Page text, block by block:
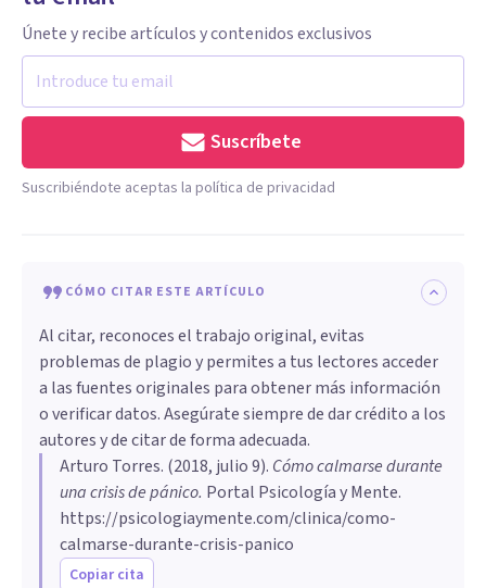
Únete y recibe artículos y contenidos exclusivos
Suscríbete
Suscribiéndote aceptas la política de privacidad
CÓMO CITAR ESTE ARTÍCULO
Al citar, reconoces el trabajo original, evitas
problemas de plagio y permites a tus lectores acceder
a las fuentes originales para obtener más información
o verificar datos. Asegúrate siempre de dar crédito a los
autores y de citar de forma adecuada.
Arturo Torres. (2018, julio 9). Cómo calmarse durante
una crisis de pánico. Portal Psicología y Mente.
https://psicologiaymente.com/clinica/como-
calmarse-durante-crisis-panico
Copiar cita